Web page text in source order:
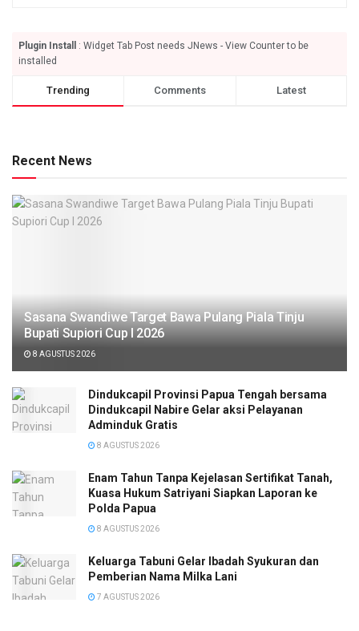
Plugin Install
: Widget Tab Post needs JNews - View Counter to be
installed
Trending Comments Latest
Recent News
Sasana Swandiwe Target Bawa Pulang Piala Tinju
Bupati Supiori Cup I 2026
8 AGUSTUS 2026
Dindukcapil Provinsi Papua Tengah bersama
Dindukcapil Nabire Gelar aksi Pelayanan
Adminduk Gratis
8 AGUSTUS 2026
Enam Tahun Tanpa Kejelasan Sertifikat Tanah,
Kuasa Hukum Satriyani Siapkan Laporan ke
Polda Papua
8 AGUSTUS 2026
Keluarga Tabuni Gelar Ibadah Syukuran dan
Pemberian Nama Milka Lani
7 AGUSTUS 2026